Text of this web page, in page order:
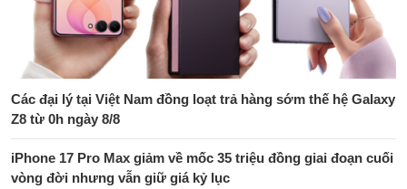
Các đại lý tại Việt Nam đồng loạt trả hàng sớm thế hệ Galaxy
Z8 từ 0h ngày 8/8
iPhone 17 Pro Max giảm về mốc 35 triệu đồng giai đoạn cuối
vòng đời nhưng vẫn giữ giá kỷ lục